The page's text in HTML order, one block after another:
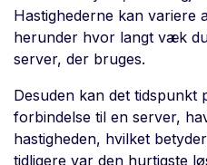
Hastighederne kan
herunder hvor langt væk
server, der bruges.
Desuden kan det
forbindelse til en server,
hastigheden, hvilket
tidligere var den hurtigste